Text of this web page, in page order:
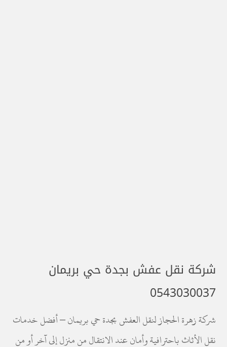
شركة نقل عفش بجدة حي بريمان
0543030037
شركة زهرة الحجاز لنقل العفش بجدة حي بريمان – أفضل خدمات
نقل الأثاث باحترافية وأمان عند الانتقال من منزل إلى آخر أو من